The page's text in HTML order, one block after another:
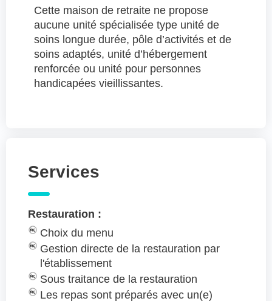
Cette maison de retraite ne propose
aucune unité spécialisée type unité de
soins longue durée, pôle d’activités et de
soins adaptés, unité d’hébergement
renforcée ou unité pour personnes
handicapées vieillissantes.
Services
Restauration :
Choix du menu
Gestion directe de la restauration par
l'établissement
Sous traitance de la restauration
Les repas sont préparés avec un(e)